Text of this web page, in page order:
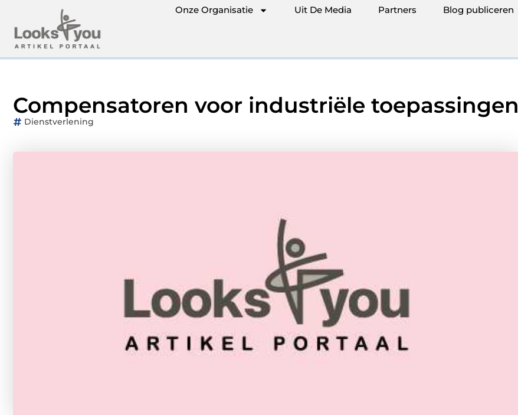
Onze Organisatie Uit De Media Partners Blog publiceren
Compensatoren voor industriële toepassingen
Dienstverlening